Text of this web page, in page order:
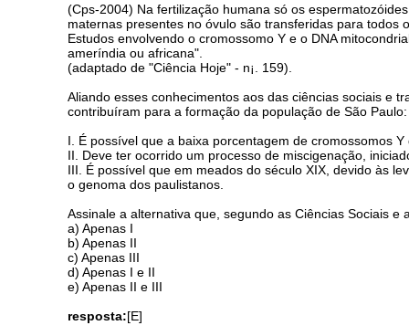
(Cps-2004) Na fertilização humana só os
maternas presentes no óvulo são transferidas para todos
Estudos envolvendo o cromossomo Y e o DNA
ameríndia ou africana".
(adaptado de "Ciência Hoje" - n¡. 159).
Aliando esses conhecimentos aos das ciências sociais e
contribuíram para a formação da população de São Paulo:
I. É possível que a baixa porcentagem de cromossomos
II. Deve ter ocorrido um processo de miscigenação,
III. É possível que em meados do século XIX, devido às
o genoma dos paulistanos.
Assinale a alternativa que, segundo as Ciências Sociais
a) Apenas I
b) Apenas II
c) Apenas III
d) Apenas I e II
e) Apenas II e III
resposta:[E]